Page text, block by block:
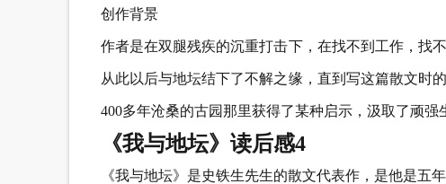
创作背景
作者是在双腿残疾的沉重打击下，在找不到工作，找
从此以后与地坛结下了不解之缘，直到写这篇散文时
400多年沧桑的古园那里获得了某种启示，汲取了顽强
《我与地坛》读后感4
《我与地坛》是史铁生先生的散文代表作，是他是五